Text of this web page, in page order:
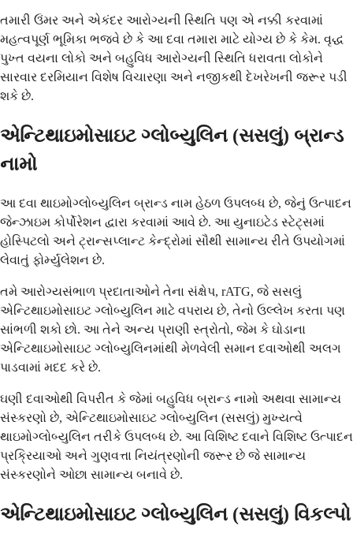
તમારી ઉંમર અને એકંદર આરોગ્યની સ્થિતિ પણ એ નક્કી કરવામાં
મહત્વપૂર્ણ ભૂમિકા ભજવે છે કે આ દવા તમારા માટે યોગ્ય છે કે કેમ. વૃદ્ધ
પુખ્ત વયના લોકો અને બહુવિધ આરોગ્યની સ્થિતિ ધરાવતા લોકોને
સારવાર દરમિયાન વિશેષ વિચારણા અને નજીકથી દેખરેખની જરૂર પડી
શકે છે.
એન્ટિથાઇમોસાઇટ ગ્લોબ્યુલિન (સસલું) બ્રાન્ડ
નામો
આ દવા થાઇમોગ્લોબ્યુલિન બ્રાન્ડ નામ હેઠળ ઉપલબ્ધ છે, જેનું ઉત્પાદન
જેન્ઝાઇમ કોર્પોરેશન દ્વારા કરવામાં આવે છે. આ યુનાઇટેડ સ્ટેટ્સમાં
હોસ્પિટલો અને ટ્રાન્સપ્લાન્ટ કેન્દ્રોમાં સૌથી સામાન્ય રીતે ઉપયોગમાં
લેવાતું ફોર્મ્યુલેશન છે.
તમે આરોગ્યસંભાળ પ્રદાતાઓને તેના સંક્ષેપ, rATG, જે સસલું
એન્ટિથાઇમોસાઇટ ગ્લોબ્યુલિન માટે વપરાય છે, તેનો ઉલ્લેખ કરતા પણ
સાંભળી શકો છો. આ તેને અન્ય પ્રાણી સ્ત્રોતો, જેમ કે ઘોડાના
એન્ટિથાઇમોસાઇટ ગ્લોબ્યુલિનમાંથી મેળવેલી સમાન દવાઓથી અલગ
પાડવામાં મદદ કરે છે.
ઘણી દવાઓથી વિપરીત કે જેમાં બહુવિધ બ્રાન્ડ નામો અથવા સામાન્ય
સંસ્કરણો છે, એન્ટિથાઇમોસાઇટ ગ્લોબ્યુલિન (સસલું) મુખ્યત્વે
થાઇમોગ્લોબ્યુલિન તરીકે ઉપલબ્ધ છે. આ વિશિષ્ટ દવાને વિશિષ્ટ ઉત્પાદન
પ્રક્રિયાઓ અને ગુણવત્તા નિયંત્રણોની જરૂર છે જે સામાન્ય
સંસ્કરણોને ઓછા સામાન્ય બનાવે છે.
એન્ટિથાઇમોસાઇટ ગ્લોબ્યુલિન (સસલું) વિકલ્પો